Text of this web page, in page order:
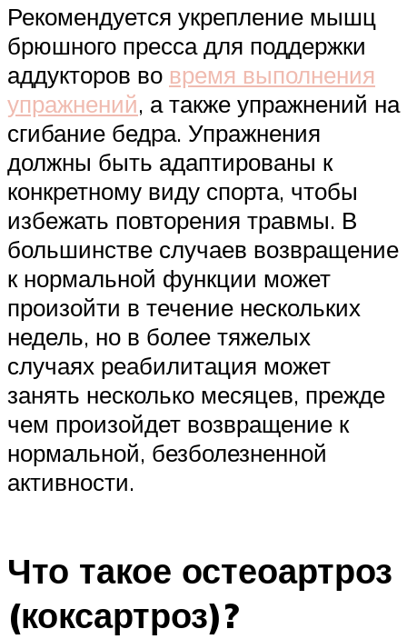
Рекомендуется укрепление мышц
брюшного пресса для поддержки
аддукторов во время выполнения
упражнений, а также упражнений на
сгибание бедра. Упражнения
должны быть адаптированы к
конкретному виду спорта, чтобы
избежать повторения травмы. В
большинстве случаев возвращение
к нормальной функции может
произойти в течение нескольких
недель, но в более тяжелых
случаях реабилитация может
занять несколько месяцев, прежде
чем произойдет возвращение к
нормальной, безболезненной
активности.
Что такое остеоартроз
(коксартроз)?